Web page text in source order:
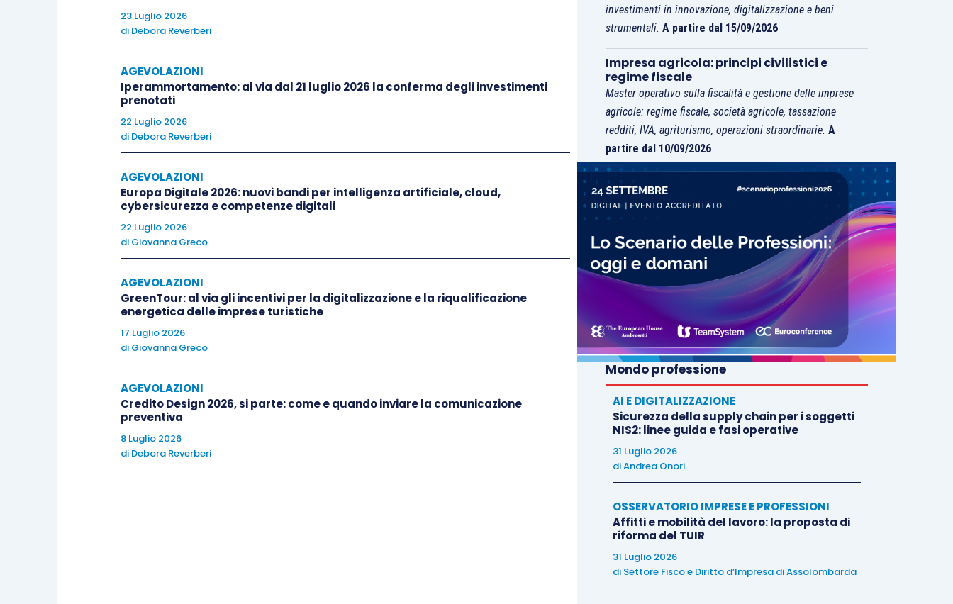
Sul punto, l’Agenzia evidenzia che la gravità della invalidità, laddove non sia espressamente
indicata nella certificazione, possa essere
accompagnamento
23 Luglio 2026
di Debora Reverberi
AGEVOLAZIONI
Iperammortamento: al via dal 21 luglio 2026 la conferma degli investimenti
prenotati
22 Luglio 2026
di Debora Reverberi
AGEVOLAZIONI
Europa Digitale 2026: nuovi bandi per intelligenza artificiale, cloud,
cybersicurezza e competenze digitali
22 Luglio 2026
di Giovanna Greco
AGEVOLAZIONI
GreenTour: al via gli incentivi per la digitalizzazione e la riqualificazione
energetica delle imprese turistiche
17 Luglio 2026
di Giovanna Greco
AGEVOLAZIONI
Credito Design 2026, si parte: come e quando inviare la comunicazione
preventiva
8 Luglio 2026
di Debora Reverberi
investimenti in innovazione, digitalizzazione e beni
strumentali. A partire dal 15/09/2026
Impresa agricola: principi civilistici e
regime fiscale
Master operativo sulla fiscalità e gestione delle imprese
agricole: regime fiscale, società agricole, tassazione
redditi, IVA, agriturismo, operazioni straordinarie.A
partire dal 10/09/2026
Mondo professione
AI E DIGITALIZZAZIONE
Sicurezza della supply chain per i soggetti
NIS2: linee guida e fasi operative
31 Luglio 2026
diAndrea Onori
OSSERVATORIO IMPRESE E PROFESSIONI
Affitti e mobilità del lavoro: la proposta di
riforma del TUIR
31 Luglio 2026
di Settore Fisco e Diritto d’Impresa di Assolombarda